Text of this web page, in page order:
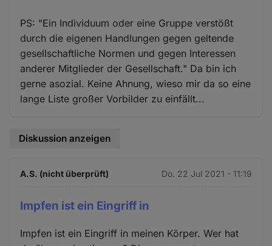
PS: "Ein Individuum oder eine Gruppe verstößt
durch die eigenen Handlungen gegen geltende
gesellschaftliche Normen und gegen Interessen
anderer Mitglieder der Gesellschaft." Da bin ich
gerne asozial. Keine Ahnung, wieso mir da so eine
lange Liste großer Vorbilder zu einfällt...
Diskussion anzeigen
A.S. (nicht überprüft) Do. 22 Jul 2021 - 11:19
Impfen ist ein Eingriff in
Impfen ist ein Eingriff in meinen Körper. Wer hat